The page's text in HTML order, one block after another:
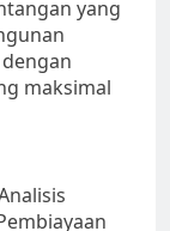
yang
maksimal